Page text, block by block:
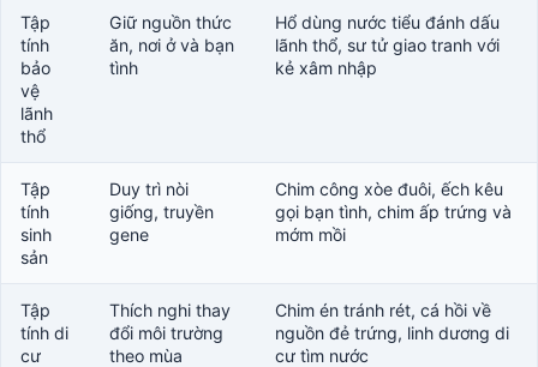
Tập
tính
bảo
vệ
lãnh
thổ
Giữ nguồn thức
ăn, nơi ở và bạn
tình
Hổ dùng nước tiểu đánh dấu
lãnh thổ, sư tử giao tranh với
kẻ xâm nhập
Tập
tính
sinh
sản
Duy trì nòi
giống, truyền
gene
Chim công xòe đuôi, ếch kêu
gọi bạn tình, chim ấp trứng và
mớm mồi
Tập
tính di
cư
Thích nghi thay
đổi môi trường
theo mùa
Chim én tránh rét, cá hồi về
nguồn đẻ trứng, linh dương di
cư tìm nước